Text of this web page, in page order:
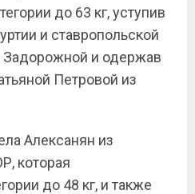
до 63 кг, уступив
и ставропольской
Задорожной и одержав
Петровой из
Алексанян из
которая
до 48 кг, и также